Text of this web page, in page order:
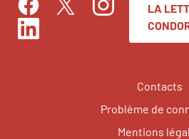
FacebookTwitterInstagram
LinkedIn
LA
Contacts
Problème de
Mentions